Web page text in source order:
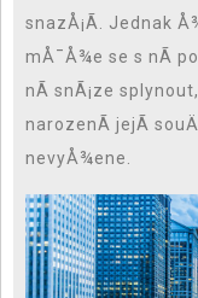
snazÅ¡Ã­. Jednak
mÅ¯Å¾e se s nÃ­
nÃ­ snÃ¡ze
narozenÃ­ jejÃ­
nevyÅ¾ene.